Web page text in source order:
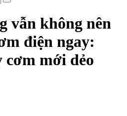
vẫn không nên
điện ngay:
cơm mới dẻo